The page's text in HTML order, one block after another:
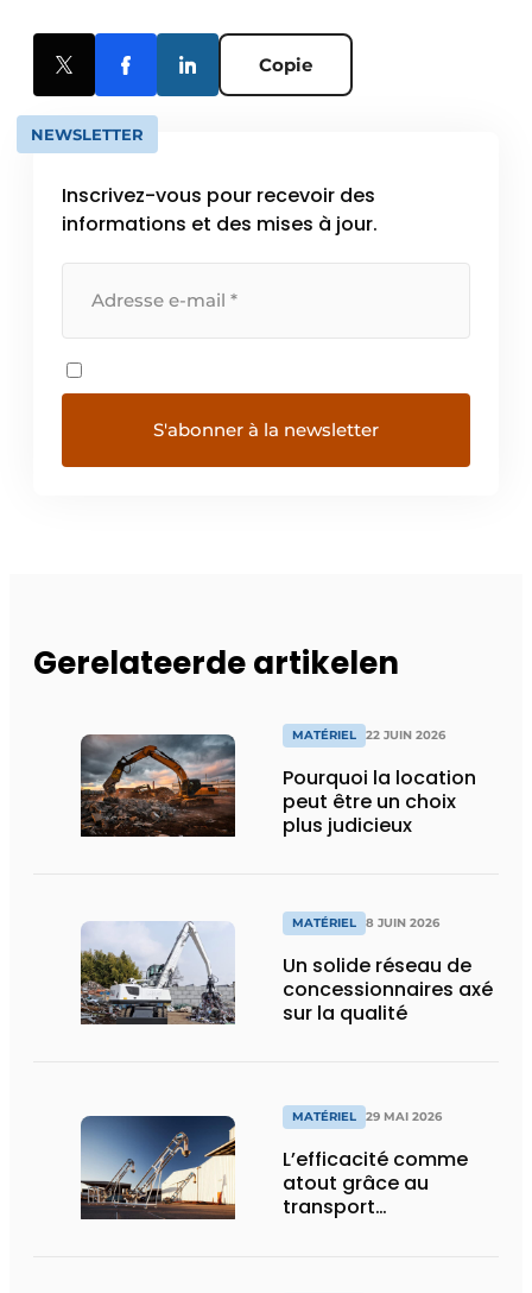
Copie
NEWSLETTER
Inscrivez-vous pour recevoir des
informations et des mises à jour.
Gerelateerde artikelen
MATÉRIEL 22 JUIN 2026
Pourquoi la location
peut être un choix
plus judicieux
MATÉRIEL 8 JUIN 2026
Un solide réseau de
concessionnaires axé
sur la qualité
MATÉRIEL 29 MAI 2026
L’efficacité comme
atout grâce au
transport